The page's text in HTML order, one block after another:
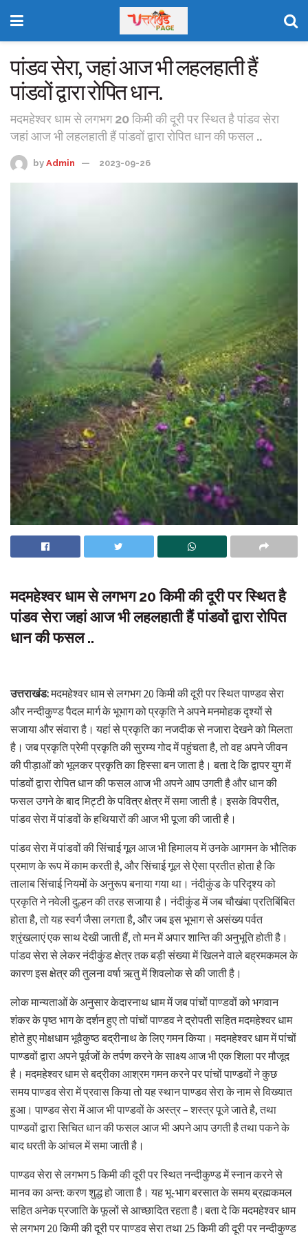
पांडव सेरा, जहां आज भी लहलहाती हैं
पांडवों द्वारा रोपित धान.
मदमहेश्वर धाम से लगभग 20 किमी की दूरी पर स्थित है पांडव सेरा
जहां आज भी लहलहाती हैं पांडवों द्वारा रोपित धान की फसल ..
by Admin 2023-09-26
मदमहेश्वर धाम से लगभग 20 किमी की दूरी पर स्थित है
पांडव सेरा जहां आज भी लहलहाती हैं पांडवों द्वारा रोपित
धान की फसल ..
उत्तराखंड:मदमहेश्वर धाम से लगभग 20 किमी की दूरी पर स्थित पाण्डव सेरा
और नन्दीकुण्ड पैदल मार्ग के भूभाग को प्रकृति ने अपने मनमोहक दृश्यों से
सजाया और संवारा है। यहां से प्रकृति का नजदीक से नजारा देखने को मिलता
है। जब प्रकृति प्रेमी प्रकृति की सुरम्य गोद में पहुंचता है, तो वह अपने जीवन
की पीड़ाओं को भूलकर प्रकृति का हिस्सा बन जाता है। बता दे कि द्वापर युग में
पांडवों द्वारा रोपित धान की फसल आज भी अपने आप उगती है और धान की
फसल उगने के बाद मिट्टी के पवित्र क्षेत्र में समा जाती है। इसके विपरीत,
पांडव सेरा में पांडवों के हथियारों की आज भी पूजा की जाती है।
पांडव सेरा में पांडवों की सिंचाई गूल आज भी हिमालय में उनके आगमन के भौतिक
प्रमाण के रूप में काम करती है, और सिंचाई गूल से ऐसा प्रतीत होता है कि
तालाब सिंचाई नियमों के अनुरूप बनाया गया था। नंदीकुंड के परिदृश्य को
प्रकृति ने नवेली दुल्हन की तरह सजाया है। नंदीकुंड में जब चौखंबा प्रतिबिंबित
होता है, तो यह स्वर्ग जैसा लगता है, और जब इस भूभाग से असंख्य पर्वत
श्रृंखलाएं एक साथ देखी जाती हैं, तो मन में अपार शान्ति की अनुभूति होती है।
पांडव सेरा से लेकर नंदीकुंड क्षेत्र तक बड़ी संख्या में खिलने वाले बह्रमकमल के
कारण इस क्षेत्र की तुलना वर्षा ऋतु में शिवलोक से की जाती है।
लोक मान्यताओं के अनुसार केदारनाथ धाम में जब पांचों पाण्डवों को भगवान
शंकर के पृष्ठ भाग के दर्शन हुए तो पांचों पाण्डव ने द्रोपती सहित मदमहेश्वर धाम
होते हुए मोक्षधाम भूवैकुष्ठ बद्रीनाथ के लिए गमन किया। मदमहेश्वर धाम में पांचों
पाण्डवों द्वारा अपने पूर्वजों के तर्पण करने के साक्ष्य आज भी एक शिला पर मौजूद
है। मदमहेश्वर धाम से बद्रीका आश्रम गमन करने पर पांचों पाण्डवों ने कुछ
समय पाण्डव सेरा में प्रवास किया तो यह स्थान पाण्डव सेरा के नाम से विख्यात
हुआ। पाण्डव सेरा में आज भी पाण्डवों के अस्त्र – शस्त्र पूजे जाते है, तथा
पाण्डवों द्वारा सिचित धान की फसल आज भी अपने आप उगती है तथा पकने के
बाद धरती के आंचल में समा जाती है।
पाण्डव सेरा से लगभग 5 किमी की दूरी पर स्थित नन्दीकुण्ड में स्नान करने से
मानव का अन्त: करण शुद्ध हो जाता है। यह भू-भाग बरसात के समय ब्रह्मकमल
सहित अनेक प्रजाति के फूलों से आच्छादित रहता है।बता दे कि मदमहेश्वर धाम
से लगभग 20 किमी की दूरी पर पाण्डव सेरा तथा 25 किमी की दूरी पर नन्दीकुण्ड